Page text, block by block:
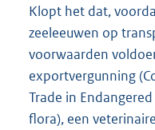
Klopt het dat,
zeeleeuwen op
voorwaarden
exportvergunning
Trade in
flora), een